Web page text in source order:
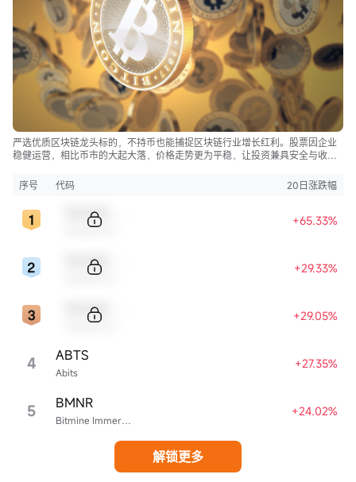
严选优质区块链龙头标的，不持币也能捕捉区块链行业增长红利。股票因企业
稳健运营，相比币市的大起大落，价格走势更为平稳，让投资兼具安全与收
序号
代码 20日涨跌幅
+65.33%
+29.33%
+29.05%
4 Abits
ABTS +27.35%
5 Bitmine Immersion Technologies
BMNR +24.02%
解锁更多